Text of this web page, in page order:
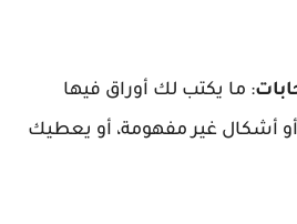
: ما يكتب لك أوراق فيها
أو أشكال غير مفهومة، أو يعطيك